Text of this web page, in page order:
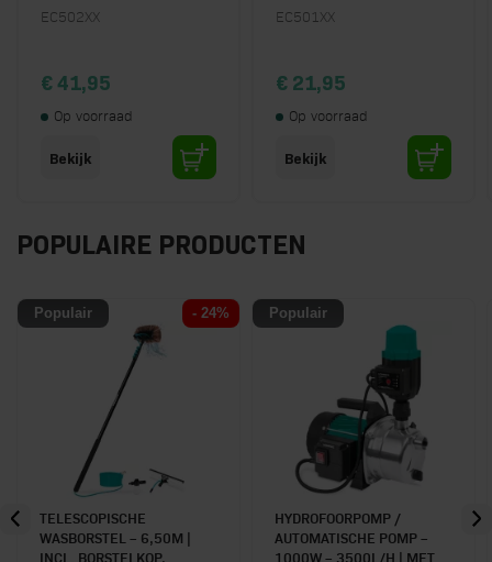
EC502XX
€ 41,95
Op voorraad
Bekijk
EC501XX
€ 21,95
Op voorraad
Bekijk
POPULAIRE PRODUCTEN
- 24%
Populair
TELESCOPISCHE
WASBORSTEL – 6,50M |
INCL. BORSTELKOP,
Populair
HYDROFOORPOMP /
AUTOMATISCHE POMP –
1000W – 3500L/H | MET